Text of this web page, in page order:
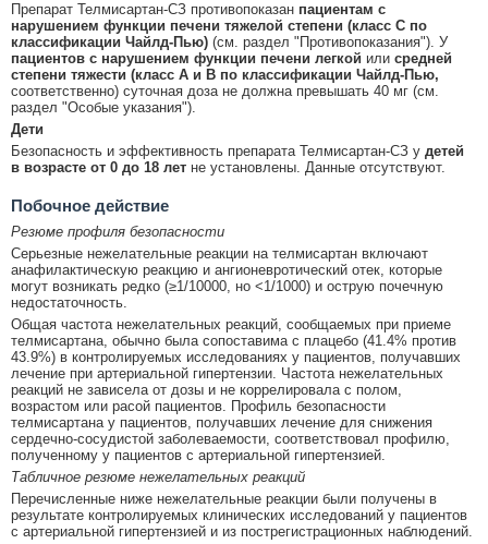
Препарат Телмисартан-СЗ противопоказан пациентам с
нарушением функции печени тяжелой степени (класс С по
классификации Чайлд-Пью) (см. раздел "Противопоказания"). У
пациентов с нарушением функции печени легкой или средней
степени тяжести (класс А и В по классификации Чайлд-Пью,
соответственно) суточная доза не должна превышать 40 мг (см.
раздел "Особые указания").
Дети
Безопасность и эффективность препарата Телмисартан-СЗ у детей
в возрасте от 0 до 18 лет не установлены. Данные отсутствуют.
Побочное действие
Резюме профиля безопасности
Серьезные нежелательные реакции на телмисартан включают
анафилактическую реакцию и ангионевротический отек, которые
могут возникать редко (≥1/10000, но <1/1000) и острую почечную
недостаточность.
Общая частота нежелательных реакций, сообщаемых при приеме
телмисартана, обычно была сопоставима с плацебо (41.4% против
43.9%) в контролируемых исследованиях у пациентов, получавших
лечение при артериальной гипертензии. Частота нежелательных
реакций не зависела от дозы и не коррелировала с полом,
возрастом или расой пациентов. Профиль безопасности
телмисартана у пациентов, получавших лечение для снижения
сердечно-сосудистой заболеваемости, соответствовал профилю,
полученному у пациентов с артериальной гипертензией.
Табличное резюме нежелательных реакций
Перечисленные ниже нежелательные реакции были получены в
результате контролируемых клинических исследований у пациентов
с артериальной гипертензией и из пострегистрационных наблюдений.